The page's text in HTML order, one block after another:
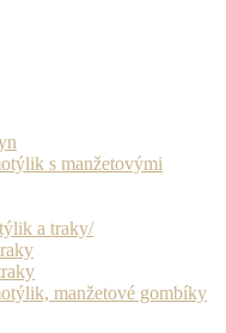
s manžetovými
a traky/
manžetové gombíky